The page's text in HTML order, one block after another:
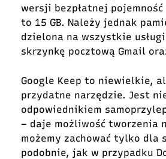
wersji bezpłatnej pojemność
to 15 GB. Należy jednak
dzielona na wszystkie
skrzynkę pocztową Gmail
Google Keep to niewielkie,
przydatne narzędzie. Jest
odpowiednikiem
– daje możliwość tworzenia
możemy zachować tylko dla
podobnie, jak w przypadku